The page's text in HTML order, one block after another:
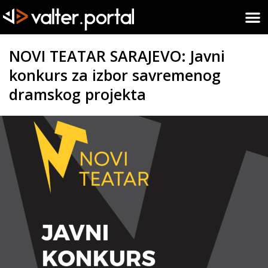
NOVI TEATAR SARAJEVO: Javni
konkurs za izbor savremenog
dramskog projekta